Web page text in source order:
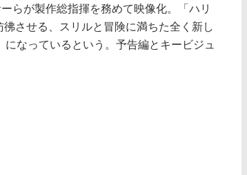
らが製作総指揮を務めて映像化。「ハリ
させる、スリルと冒険に満ちた全く新し
なっているという。予告編とキービジュ